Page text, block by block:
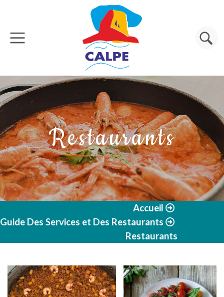
Aller au contenu principal
Rechercher
Restaurants
Accueil
Guide Des Services et Des Restaurants
Restaurants